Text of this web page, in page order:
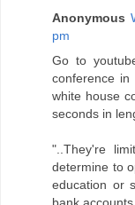
Anonymous
pm
Go to
conference
white house
seconds in
"..They're
determine to
education or
bank